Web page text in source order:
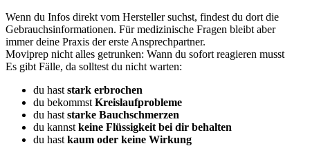
Wenn du Infos direkt vom Hersteller suchst, findest du dort die
Gebrauchsinformationen. Für medizinische Fragen bleibt aber
immer deine Praxis der erste Ansprechpartner.
Moviprep nicht alles getrunken: Wann du sofort reagieren musst
Es gibt Fälle, da solltest du nicht warten:
du hast stark erbrochen
du bekommst Kreislaufprobleme
du hast starke Bauchschmerzen
du kannst keine Flüssigkeit bei dir behalten
du hast kaum oder keine Wirkung